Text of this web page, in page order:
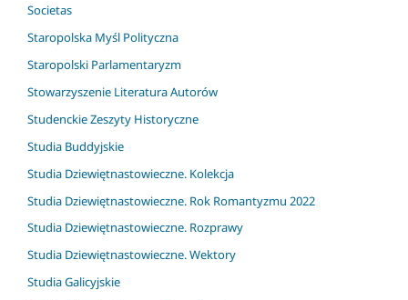
Societas
Staropolska Myśl Polityczna
Staropolski Parlamentaryzm
Stowarzyszenie Literatura Autorów
Studenckie Zeszyty Historyczne
Studia Buddyjskie
Studia Dziewiętnastowieczne. Kolekcja
Studia Dziewiętnastowieczne. Rok Romantyzmu 2022
Studia Dziewiętnastowieczne. Rozprawy
Studia Dziewiętnastowieczne. Wektory
Studia Galicyjskie